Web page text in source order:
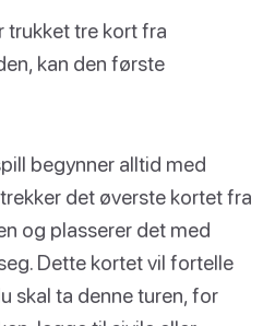
trukket tre kort fra
kan den første
begynner alltid med
det øverste kortet fra
og plasserer det med
Dette kortet vil fortelle
skal ta denne turen, for